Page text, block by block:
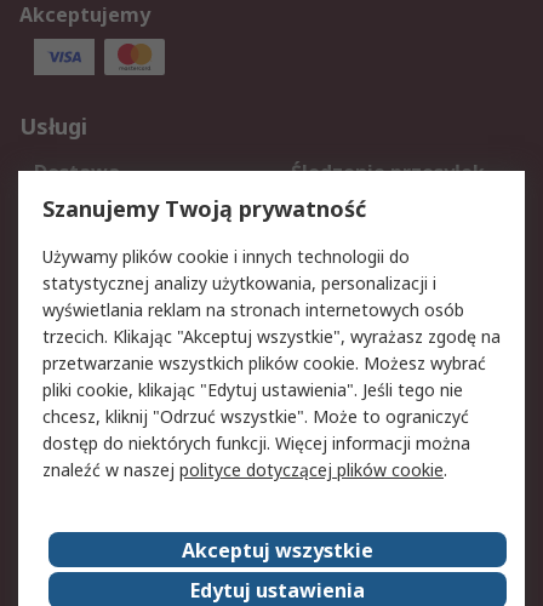
Akceptujemy
Usługi
Dostawa
Śledzenie przesyłek
Reklamacje i zwroty
Rejestracja
Aspekty prawne
Bezpieczeństwo e-
maila
Polityka dotycząca
plików cookie
Polityka prywatności
Użytkowanie witryny
Zastrzeżenia prawne
Warunki Sprzedaży
Kontakt
O firmie RS
RS na świecie
Szanujemy Twoją prywatność
Używamy plików cookie i innych technologii do
statystycznej analizy użytkowania, personalizacji i
wyświetlania reklam na stronach internetowych osób
trzecich. Klikając "Akceptuj wszystkie", wyrażasz zgodę na
przetwarzanie wszystkich plików cookie. Możesz wybrać
pliki cookie, klikając "Edytuj ustawienia". Jeśli tego nie
chcesz, kliknij "Odrzuć wszystkie". Może to ograniczyć
dostęp do niektórych funkcji. Więcej informacji można
znaleźć w naszej polityce dotyczącej plików cookie.
Akceptuj wszystkie
Edytuj ustawienia